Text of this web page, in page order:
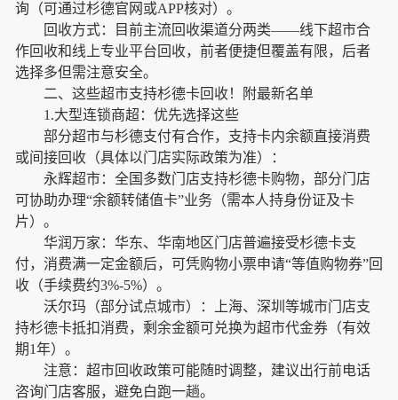
询（可通过杉德官网或APP核对）。
回收方式：目前主流回收渠道分两类——线下超市合
作回收和线上专业平台回收，前者便捷但覆盖有限，后者
选择多但需注意安全。
二、这些超市支持杉德卡回收！附最新名单
1.大型连锁商超：优先选择这些
部分超市与杉德支付有合作，支持卡内余额直接消费
或间接回收（具体以门店实际政策为准）：
永辉超市：全国多数门店支持杉德卡购物，部分门店
可协助办理“余额转储值卡”业务（需本人持身份证及卡
片）。
华润万家：华东、华南地区门店普遍接受杉德卡支
付，消费满一定金额后，可凭购物小票申请“等值购物券”回
收（手续费约3%-5%）。
沃尔玛（部分试点城市）：上海、深圳等城市门店支
持杉德卡抵扣消费，剩余金额可兑换为超市代金券（有效
期1年）。
注意：超市回收政策可能随时调整，建议出行前电话
咨询门店客服，避免白跑一趟。